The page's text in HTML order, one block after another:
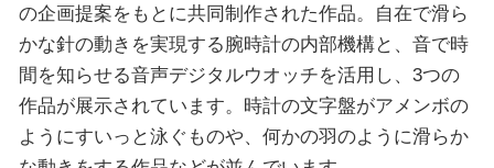
の企画提案をもとに共同制作された作品。自在で滑ら
かな針の動きを実現する腕時計の内部機構と、音で時
間を知らせる音声デジタルウオッチを活用し、3つの
作品が展示されています。時計の文字盤がアメンボの
ようにすいっと泳ぐものや、何かの羽のように滑らか